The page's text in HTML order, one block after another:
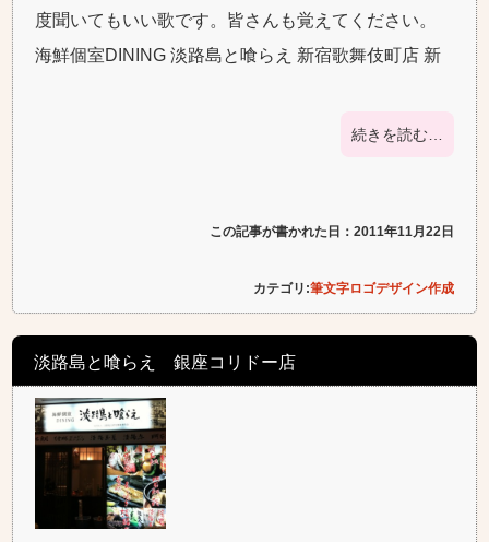
度聞いてもいい歌です。皆さんも覚えてください。
海鮮個室DINING 淡路島と喰らえ 新宿歌舞伎町店 新
続きを読む…
この記事が書かれた日：2011年11月22日
カテゴリ:筆文字ロゴデザイン作成
淡路島と喰らえ 銀座コリドー店